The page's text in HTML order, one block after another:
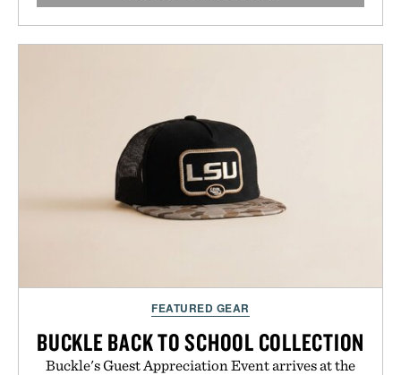
FEATURED GEAR
BUCKLE BACK TO SCHOOL COLLECTION
Buckle's Guest Appreciation Event arrives at the